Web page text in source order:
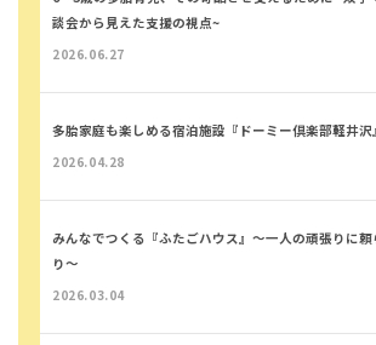
談会から見えた支援の視点~
2026.06.27
多胎家庭も楽しめる宿泊施設『ドーミー倶楽部軽井沢』
2026.04.28
みんなでつくる『ふたごハウス』～一人の頑張りに頼
り～
2026.03.04